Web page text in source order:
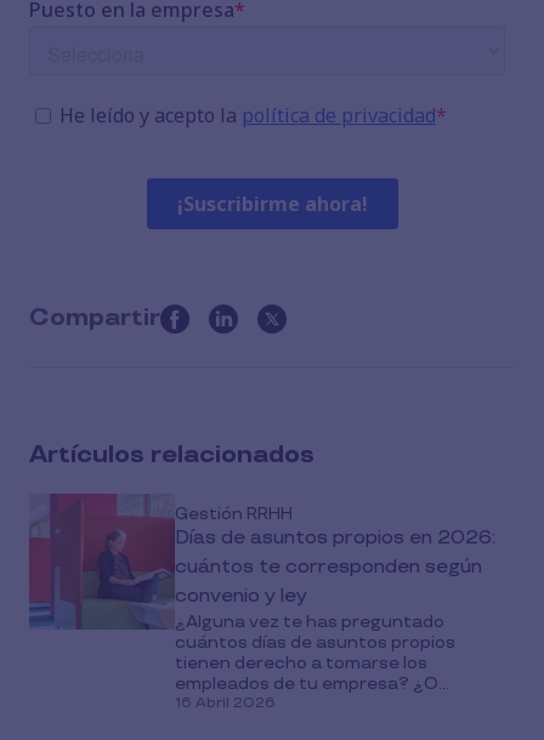
Compartir
this
media
Artículos relacionados
Gestión RRHH
Días de asuntos propios en 2026:
cuántos te corresponden según
convenio y ley
¿Alguna vez te has preguntado
cuántos días de asuntos propios
tienen derecho a tomarse los
empleados de tu empresa? ¿O...
16 Abril 2026